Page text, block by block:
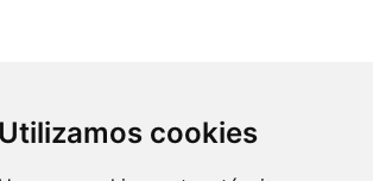
Utilizamos cookies